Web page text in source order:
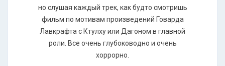
но слушая каждый трек, как будто смотришь
фильм по мотивам произведений Говарда
Лавкрафта с Ктулху или Дагоном в главной
роли. Все очень глубоководно и очень
хоррорно.